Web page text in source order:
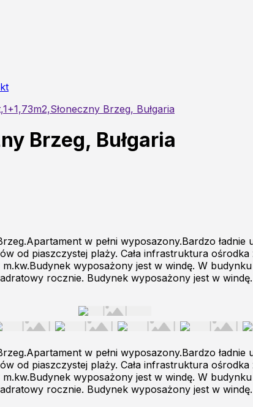
Brzeg, Bułgaria
Brzeg, Bułgaria
w pełni wyposazony.Bardzo
od piaszczystej plaży. Cała infrastruktura
wyposażony jest w windę. W
rocznie. Budynek wyposażony jest w
w pełni wyposazony.Bardzo
od piaszczystej plaży. Cała infrastruktura
wyposażony jest w windę. W
rocznie. Budynek wyposażony jest w